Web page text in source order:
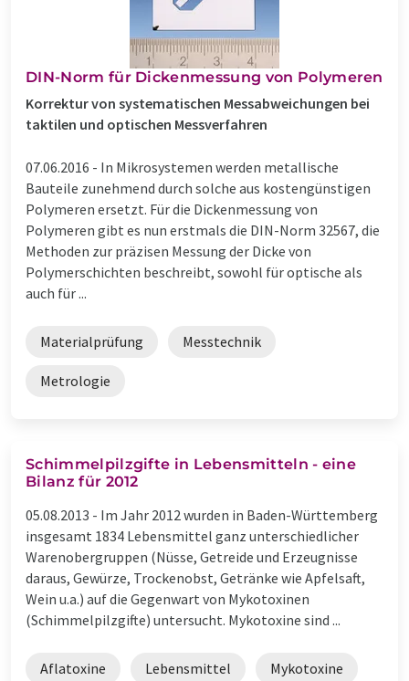
DIN-Norm für Dickenmessung von Polymeren
Korrektur von systematischen Messabweichungen bei
taktilen und optischen Messverfahren
07.06.2016 - In Mikrosystemen werden metallische
Bauteile zunehmend durch solche aus kostengünstigen
Polymeren ersetzt. Für die Dickenmessung von
Polymeren gibt es nun erstmals die DIN-Norm 32567, die
Methoden zur präzisen Messung der Dicke von
Polymerschichten beschreibt, sowohl für optische als
auch für ...
Materialprüfung Messtechnik
Metrologie
Schimmelpilzgifte in Lebensmitteln - eine
Bilanz für 2012
05.08.2013 - Im Jahr 2012 wurden in Baden-Württemberg
insgesamt 1834 Lebensmittel ganz unterschiedlicher
Warenobergruppen (Nüsse, Getreide und Erzeugnisse
daraus, Gewürze, Trockenobst, Getränke wie Apfelsaft,
Wein u.a.) auf die Gegenwart von Mykotoxinen
(Schimmelpilzgifte) untersucht. Mykotoxine sind ...
Aflatoxine Lebensmittel Mykotoxine